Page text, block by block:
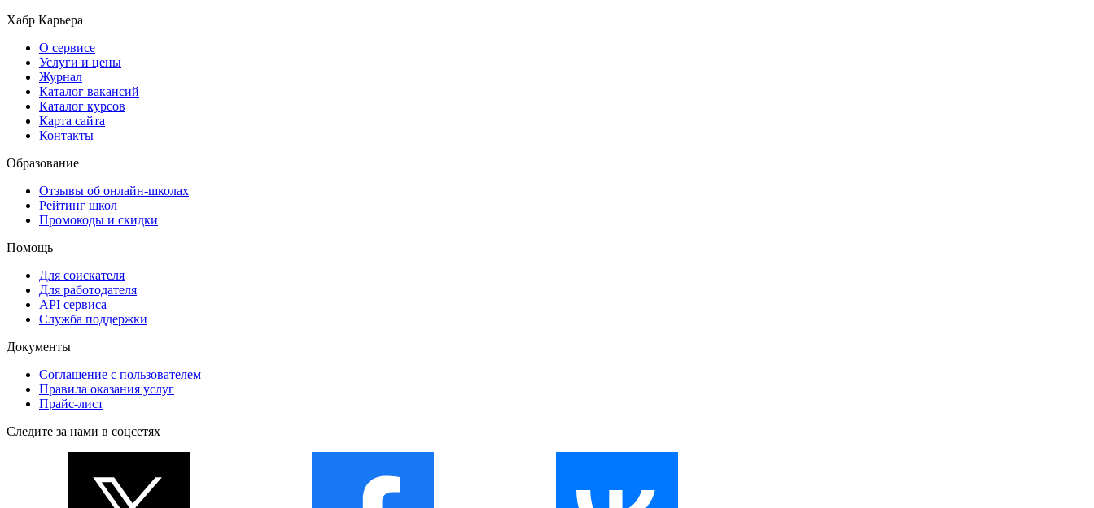
Хабр Карьера
О сервисе
Услуги и цены
Журнал
Каталог вакансий
Каталог курсов
Карта сайта
Контакты
Образование
Отзывы об онлайн-школах
Рейтинг школ
Промокоды и скидки
Помощь
Для соискателя
Для работодателя
API сервиса
Служба поддержки
Документы
Соглашение с пользователем
Правила оказания услуг
Прайс-лист
Следите за нами в соцсетях